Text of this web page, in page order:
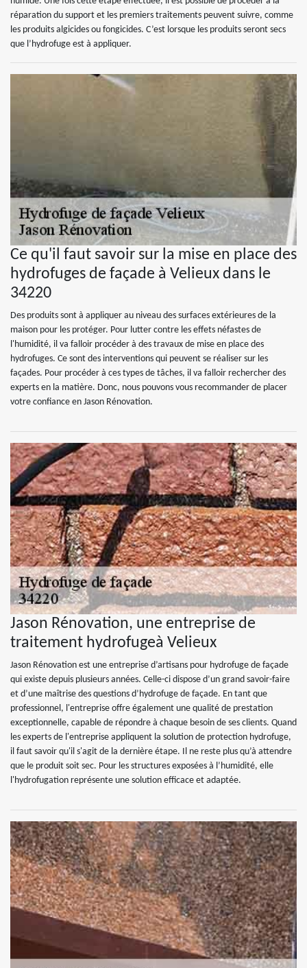
réparation du support et les premiers traitements peuvent suivre, comme
les produits algicides ou fongicides. C’est lorsque les produits seront secs
que l’hydrofuge est à appliquer.
Ce qu'il faut savoir sur la mise en place des
hydrofuges de façade à Velieux dans le
34220
Des produits sont à appliquer au niveau des surfaces extérieures de la
maison pour les protéger. Pour lutter contre les effets néfastes de
l'humidité, il va falloir procéder à des travaux de mise en place des
hydrofuges. Ce sont des interventions qui peuvent se réaliser sur les
façades. Pour procéder à ces types de tâches, il va falloir rechercher des
experts en la matière. Donc, nous pouvons vous recommander de placer
votre confiance en Jason Rénovation.
Jason Rénovation, une entreprise de
traitement hydrofugeà Velieux
Jason Rénovation est une entreprise d’artisans pour hydrofuge de façade
qui existe depuis plusieurs années. Celle-ci dispose d’un grand savoir-faire
et d’une maîtrise des questions d’hydrofuge de façade. En tant que
professionnel, l'entreprise offre également une qualité de prestation
exceptionnelle, capable de répondre à chaque besoin de ses clients. Quand
les experts de l'entreprise appliquent la solution de protection hydrofuge,
il faut savoir qu'il s'agit de la dernière étape. Il ne reste plus qu’à attendre
que le produit soit sec. Pour les structures exposées à l’humidité, elle
l'hydrofugation représente une solution efficace et adaptée.